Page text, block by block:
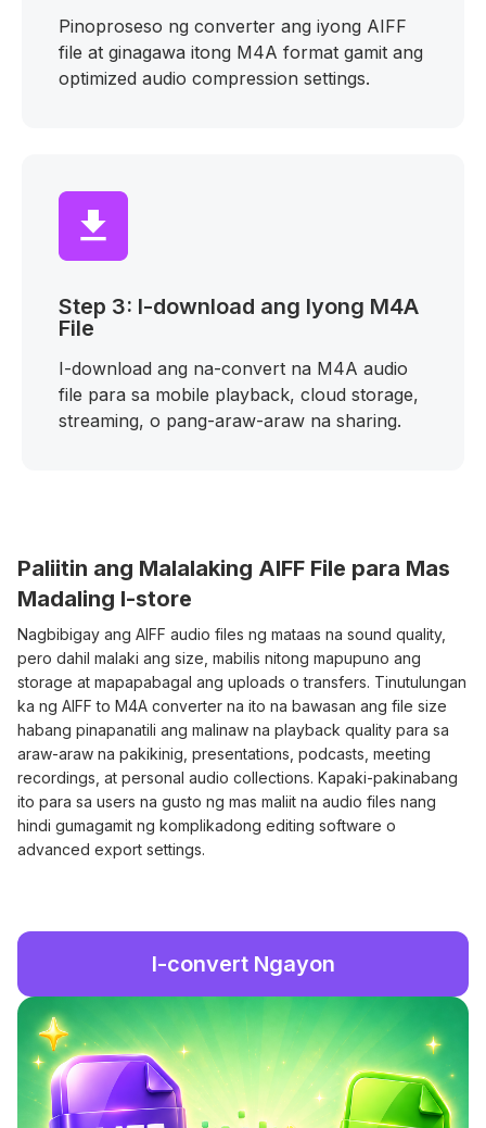
Pinoproseso ng converter ang iyong AIFF
file at ginagawa itong M4A format gamit ang
optimized audio compression settings.
Step 3: I-download ang Iyong M4A
File
I-download ang na-convert na M4A audio
file para sa mobile playback, cloud storage,
streaming, o pang-araw-araw na sharing.
Paliitin ang Malalaking AIFF File para Mas
Madaling I-store
Nagbibigay ang AIFF audio files ng mataas na sound quality,
pero dahil malaki ang size, mabilis nitong mapupuno ang
storage at mapapabagal ang uploads o transfers. Tinutulungan
ka ng AIFF to M4A converter na ito na bawasan ang file size
habang pinapanatili ang malinaw na playback quality para sa
araw-araw na pakikinig, presentations, podcasts, meeting
recordings, at personal audio collections. Kapaki-pakinabang
ito para sa users na gusto ng mas maliit na audio files nang
hindi gumagamit ng komplikadong editing software o
advanced export settings.
I-convert Ngayon